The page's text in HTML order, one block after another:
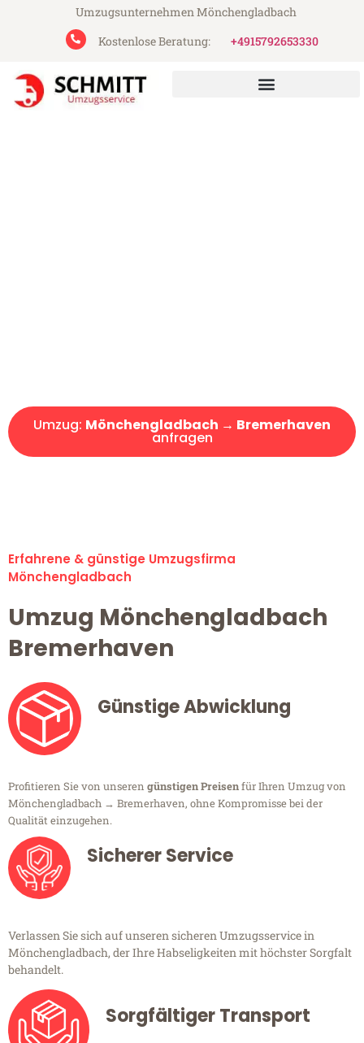
Umzugsunternehmen Mönchengladbach
Kostenlose Beratung:
+4915792653330
Umzug: Mönchengladbach → Bremerhaven
anfragen
Erfahrene & günstige Umzugsfirma
Mönchengladbach
Umzug Mönchengladbach
Bremerhaven
Günstige Abwicklung
Profitieren Sie von unseren günstigen Preisenfür Ihren Umzug von
Mönchengladbach → Bremerhaven, ohne Kompromisse bei der
Qualität einzugehen.
Sicherer Service
Verlassen Sie sich auf unseren sicheren Umzugsservice in
Mönchengladbach, der Ihre Habseligkeiten mit höchster Sorgfalt
behandelt.
Sorgfältiger Transport